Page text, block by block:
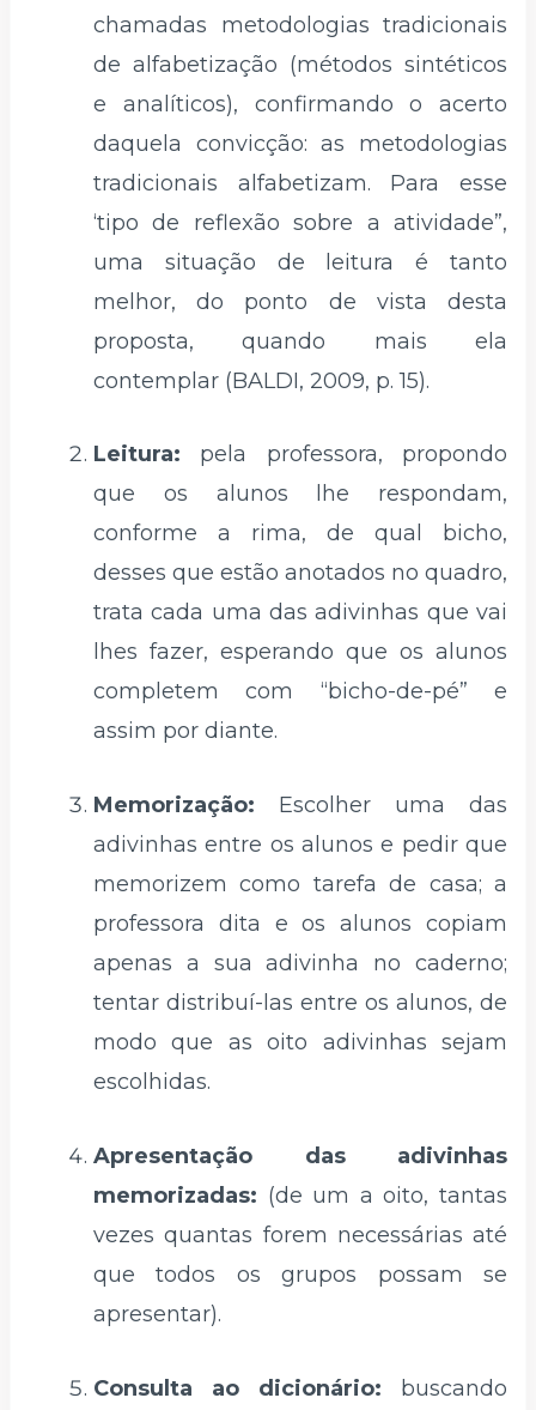
chamadas metodologias tradicionais
de alfabetização (métodos sintéticos
e analíticos), confirmando o acerto
daquela convicção: as metodologias
tradicionais alfabetizam. Para esse
‘tipo de reflexão sobre a atividade”,
uma situação de leitura é tanto
melhor, do ponto de vista desta
proposta, quando mais ela
contemplar (BALDI, 2009, p. 15).
Leitura: pela professora, propondo
que os alunos lhe respondam,
conforme a rima, de qual bicho,
desses que estão anotados no quadro,
trata cada uma das adivinhas que vai
lhes fazer, esperando que os alunos
completem com “bicho-de-pé” e
assim por diante.
Memorização: Escolher uma das
adivinhas entre os alunos e pedir que
memorizem como tarefa de casa; a
professora dita e os alunos copiam
apenas a sua adivinha no caderno;
tentar distribuí-las entre os alunos, de
modo que as oito adivinhas sejam
escolhidas.
Apresentação das adivinhas
memorizadas: (de um a oito, tantas
vezes quantas forem necessárias até
que todos os grupos possam se
apresentar).
Consulta ao dicionário: buscando